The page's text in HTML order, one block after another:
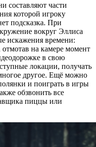
составляют части
которой игроку
подсказка. При
вокруг Эллиса
искажения времени:
на камере момент
в свою
локации, получать
другое. Ещё можно
и поиграть в игры
обзвонить все
пиццы или